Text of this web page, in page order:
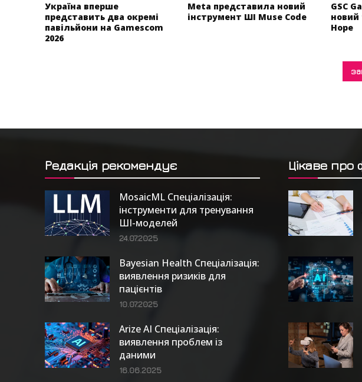
Україна вперше
представить два окремі
павільйони на Gamescom
2026
Meta представила новий
інструмент ШІ Muse Code
GSC
новий
Hope
Редакція рекомендує
MosaicML Спеціалізація:
інструменти для тренування
ШІ-моделей
24.07.2025
Bayesian Health Спеціалізація:
виявлення ризиків для
пацієнтів
10.07.2025
Arize AI Спеціалізація:
виявлення проблем із
даними
16.06.2025
Цікаве про